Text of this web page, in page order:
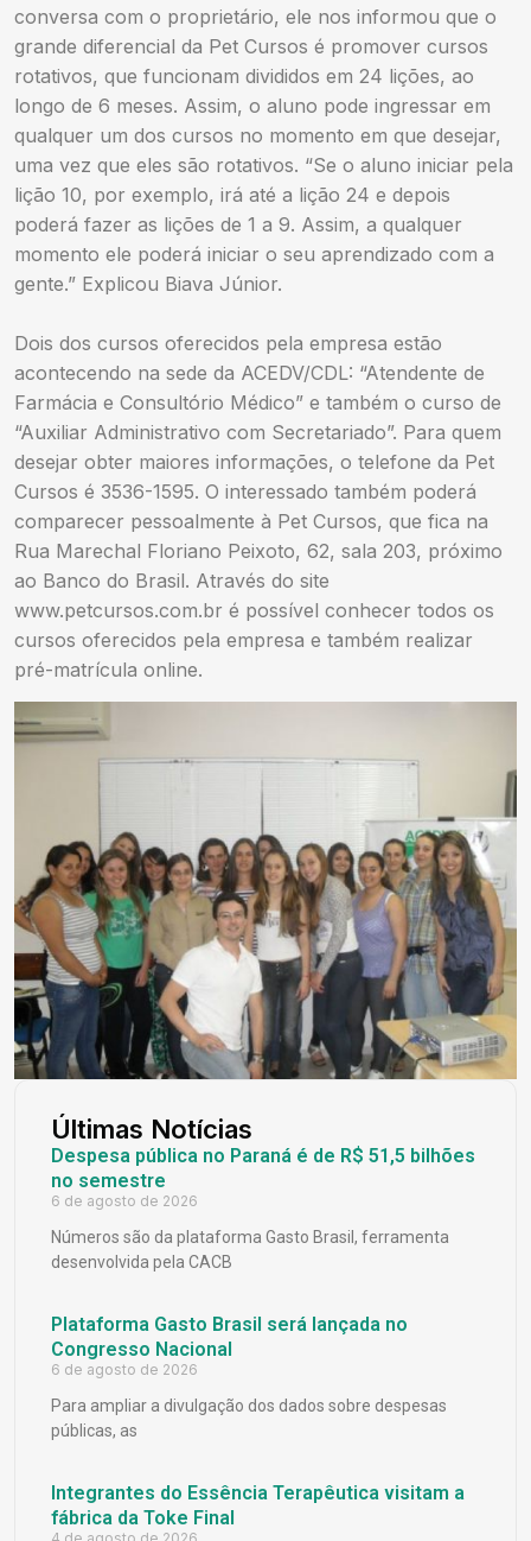
conversa com o proprietário, ele nos informou que o
grande diferencial da Pet Cursos é promover cursos
rotativos, que funcionam divididos em 24 lições, ao
longo de 6 meses. Assim, o aluno pode ingressar em
qualquer um dos cursos no momento em que desejar,
uma vez que eles são rotativos. “Se o aluno iniciar pela
lição 10, por exemplo, irá até a lição 24 e depois
poderá fazer as lições de 1 a 9. Assim, a qualquer
momento ele poderá iniciar o seu aprendizado com a
gente.” Explicou Biava Júnior.
Dois dos cursos oferecidos pela empresa estão
acontecendo na sede da ACEDV/CDL: “Atendente de
Farmácia e Consultório Médico” e também o curso de
“Auxiliar Administrativo com Secretariado”. Para quem
desejar obter maiores informações, o telefone da Pet
Cursos é 3536-1595. O interessado também poderá
comparecer pessoalmente à Pet Cursos, que fica na
Rua Marechal Floriano Peixoto, 62, sala 203, próximo
ao Banco do Brasil. Através do site
www.petcursos.com.br é possível conhecer todos os
cursos oferecidos pela empresa e também realizar
pré-matrícula online.
Últimas Notícias
Despesa pública no Paraná é de R$ 51,5 bilhões
no semestre
6 de agosto de 2026
Números são da plataforma Gasto Brasil, ferramenta
desenvolvida pela CACB
Plataforma Gasto Brasil será lançada no
Congresso Nacional
6 de agosto de 2026
Para ampliar a divulgação dos dados sobre despesas
públicas, as
Integrantes do Essência Terapêutica visitam a
fábrica da Toke Final